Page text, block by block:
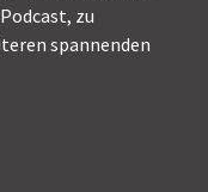
zu
spannenden